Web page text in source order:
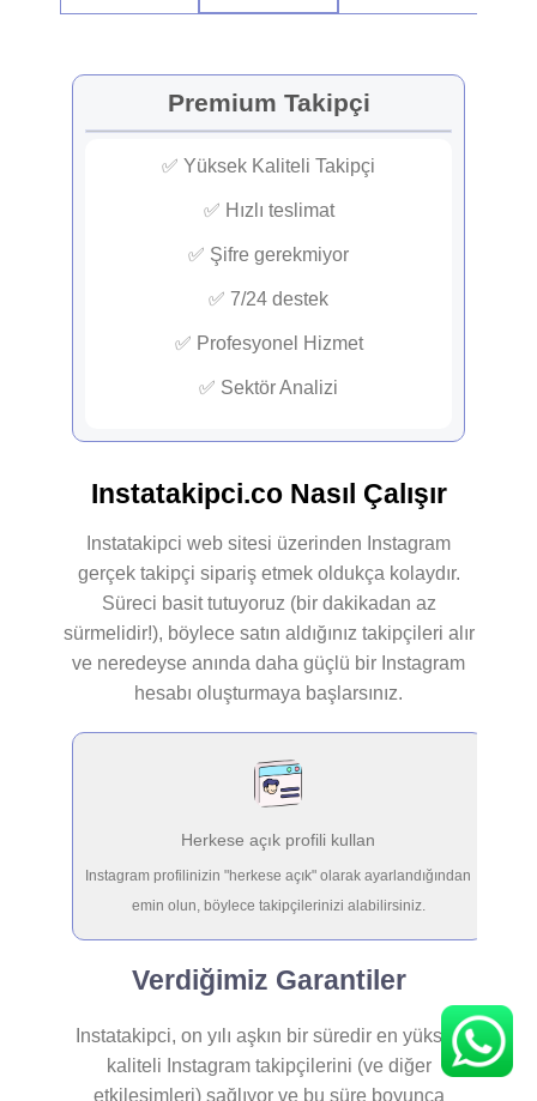
Premium Takipçi
✅ Yüksek Kaliteli Takipçi
✅ Hızlı teslimat
✅ Şifre gerekmiyor
✅ 7/24 destek
✅ Profesyonel Hizmet
✅ Sektör Analizi
Instatakipci.co Nasıl Çalışır
Instatakipci web sitesi üzerinden Instagram
gerçek takipçi sipariş etmek oldukça kolaydır.
Süreci basit tutuyoruz (bir dakikadan az
sürmelidir!), böylece satın aldığınız takipçileri alır
ve neredeyse anında daha güçlü bir Instagram
hesabı oluşturmaya başlarsınız.
Herkese açık profili kullan
Instagram profilinizin "herkese açık" olarak ayarlandığından
emin olun, böylece takipçilerinizi alabilirsiniz.
Verdiğimiz Garantiler
Instatakipci, on yılı aşkın bir süredir en yüksek
kaliteli Instagram takipçilerini (ve diğer
etkileşimleri) sağlıyor ve bu süre boyunca